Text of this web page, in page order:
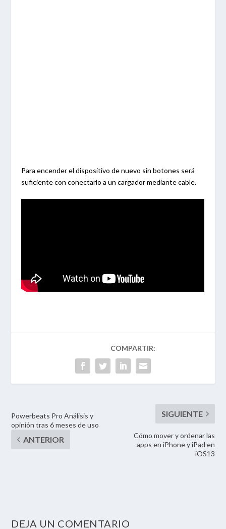
Para encender el dispositivo de nuevo sin botones será
suficiente con conectarlo a un cargador mediante cable.
Powerbeats Pro Análisis y
opinión tras 6 meses de uso
Cómo mover y ordenar las
apps en iPhone y iPad en
iOS13
DEJA UN COMENTARIO